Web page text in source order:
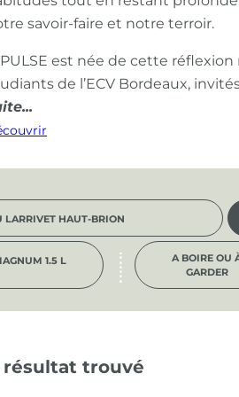
savoir-faire et notre terroir.
PULSE est née de cette réflexion
de l’ECV Bordeaux,
LARRIVET HAUT-BRION
1.5 L
A BOIRE OU
GARDER
résultat trouvé